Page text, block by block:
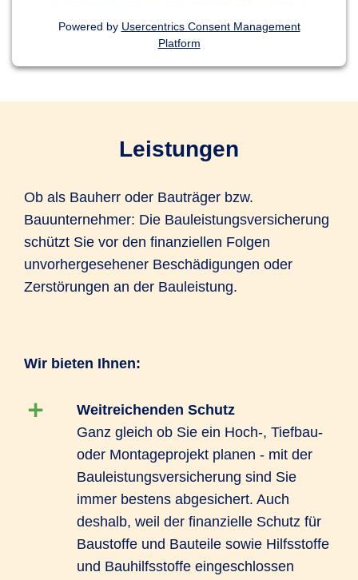
Powered by Usercentrics Consent Management
Platform
Leistungen
Ob als Bauherr oder Bauträger bzw.
Bauunternehmer: Die Bauleistungsversicherung
schützt Sie vor den finanziellen Folgen
unvorhergesehener Beschädigungen oder
Zerstörungen an der Bauleistung.
Wir bieten Ihnen:
Weitreichenden Schutz
Ganz gleich ob Sie ein Hoch-, Tiefbau-
oder Montageprojekt planen - mit der
Bauleistungsversicherung sind Sie
immer bestens abgesichert. Auch
deshalb, weil der finanzielle Schutz für
Baustoffe und Bauteile sowie Hilfsstoffe
und Bauhilfsstoffe eingeschlossen